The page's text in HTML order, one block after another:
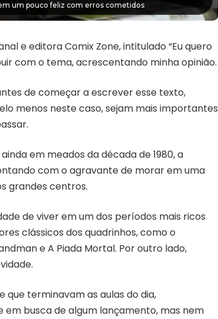
um pouco feliz com erros cometidos
e editora Comix Zone, intitulado “Eu quero
com o tema, acrescentando minha opinião.
de começar a escrever esse texto,
menos neste caso, sejam mais importantes
em meados da década de 1980, a
com o agravante de morar em uma
grandes centros.
de viver em um dos períodos mais ricos
clássicos dos quadrinhos, como o
e A Piada Mortal. Por outro lado,
que terminavam as aulas do dia,
busca de algum lançamento, mas nem